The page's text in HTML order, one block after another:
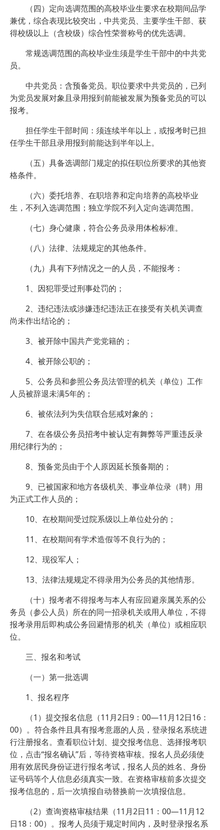
（四）定向选调范围的高校毕业生要求在校期间品学
兼优，综合表现比较突出，中共党员、主要学生干部、获
得校级以上（含校级）综合性荣誉称号的优先选调。
常规选调范围的高校毕业生须是学生干部中的中共党
员。
中共党员：含预备党员。职位要求中共党员的，已列
为党员发展对象且录用报到前能被发展为预备党员的可以
报考。
担任学生干部时间：须连续半年以上，或报考时已担
任学生干部且录用报到前能达到半年以上。
（五）具备选调部门规定的拟任职位所要求的其他资
格条件。
（六）委托培养、在职培养和定向培养的高校毕业
生，不列入选调范围；独立学院不列入定向选调范围。
（七）身心健康，符合公务员录用体检标准。
（八）法律、法规规定的其他条件。
（九）具有下列情况之一的人员，不能报考：
1、因犯罪受过刑事处罚的；
2、违纪违法或涉嫌违纪违法正在接受有关机关调查
尚未作出结论的；
3、被开除中国共产党党籍的；
4、被开除公职的；
5、公务员和参照公务员法管理的机关（单位）工作
人员被辞退未满5年的；
6、被依法列为失信联合惩戒对象的；
7、在各级公务员招考中被认定有舞弊等严重违反录
用纪律行为的；
8、预备党员由于个人原因延长预备期的；
9、已被国家和地方各级机关、事业单位录（聘）用
为正式工作人员的；
10、在校期间受过院系级以上单位处分的；
11、在校期间有学术造假等不良行为的；
12、现役军人；
13、法律法规规定不得录用为公务员的其他情形。
（十）报考者不得报考与本人有应回避亲属关系的公
务员（参公人员）所在的同一招录机关或用人单位，不得
报考录用后即构成公务回避情形的机关（单位）或相应职
位。
三、报名和考试
（一）第一批选调
1、报名程序
（1）提交报名信息（11月2日9：00—11月12日16：
00）。符合条件且具有报考意愿的人员，登录报名系统进
行注册报名。查看职位计划、提交报考信息、选择报考职
位，点击“报名确认”后，等待资格审核。报名人员必须使
用有效居民身份证进行报名考试，报名人员的姓名、身份
证号码等个人信息必须真实一致。在资格审核前多次提交
报考信息的，后一次填报自动替换前一次填报信息。
（2）查询资格审核结果（11月2日11：00—11月12
日18：00）。报考人员须于规定时间内，及时登录报名系